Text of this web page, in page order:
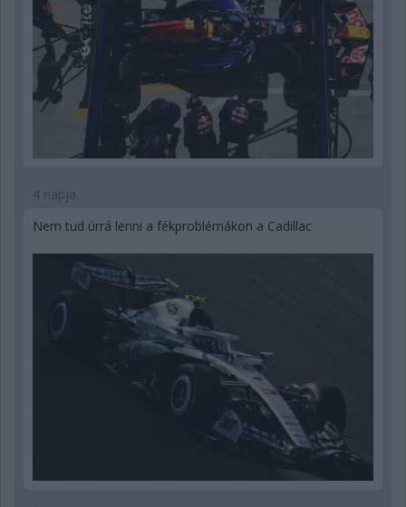
4 napja
Nem tud úrrá lenni a fékproblémákon a Cadillac